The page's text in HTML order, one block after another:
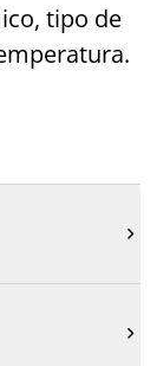
tipo de

